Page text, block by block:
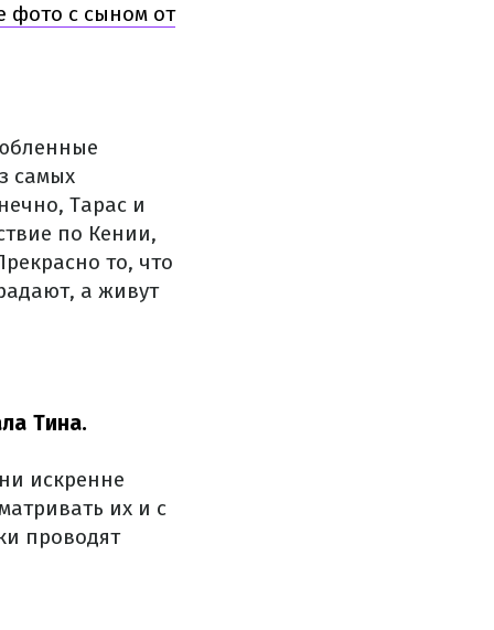
фото с сыном от
самых
Тарас и
по Кении,
то, что
а живут
Тина.
искренне
их и с
проводят